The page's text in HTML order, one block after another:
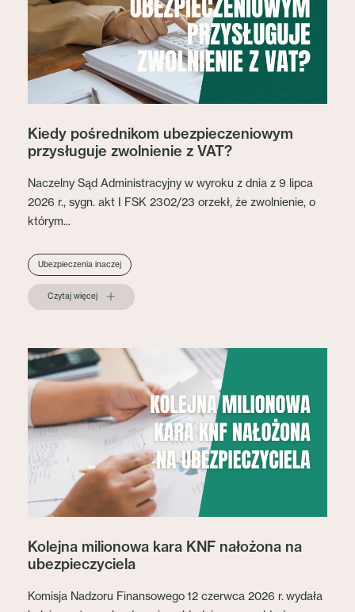
Kiedy pośrednikom ubezpieczeniowym
przysługuje zwolnienie z VAT?
Naczelny Sąd Administracyjny w wyroku z dnia z 9 lipca
2026 r., sygn. akt I FSK 2302/23 orzekł, że zwolnienie, o
którym...
Ubezpieczenia inaczej
Czytaj więcej
Kolejna milionowa kara KNF nałożona na
ubezpieczyciela
Komisja Nadzoru Finansowego 12 czerwca 2026 r. wydała